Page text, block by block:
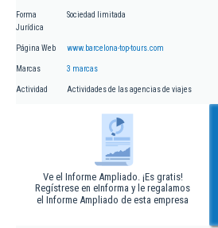
Forma
Jurídica
Sociedad limitada
Página Web www.barcelona-top-tours.com
Marcas 3 marcas
Actividad Actividades de las agencias de viajes
Ve el Informe Ampliado. ¡Es gratis!
Regístrese en eInforma y le regalamos
el Informe Ampliado de esta empresa